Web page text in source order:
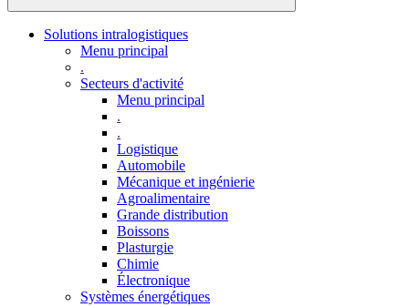
Solutions intralogistiques
Menu principal
.
Secteurs d'activité
Menu principal
.
.
Logistique
Automobile
Mécanique et ingénierie
Agroalimentaire
Grande distribution
Boissons
Plasturgie
Chimie
Électronique
Systèmes énergétiques